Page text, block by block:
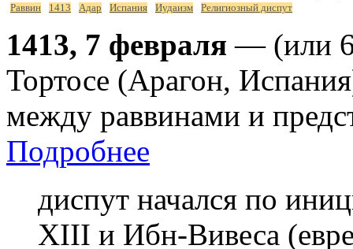
Раввин 1413 Адар Испания Иудаизм Религиозный диспут
1413, 7 февраля — (или 6
Тортосе (Арагон,
между раввинами и
Подробнее
диспут начался по
XIII и Ибн-Вивеса